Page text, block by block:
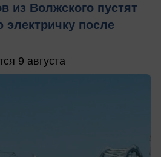
из Волжского пустят
после
9 августа